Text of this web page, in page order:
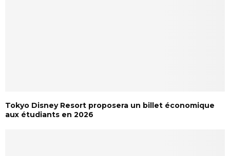
Tokyo Disney Resort proposera un billet économique
aux étudiants en 2026